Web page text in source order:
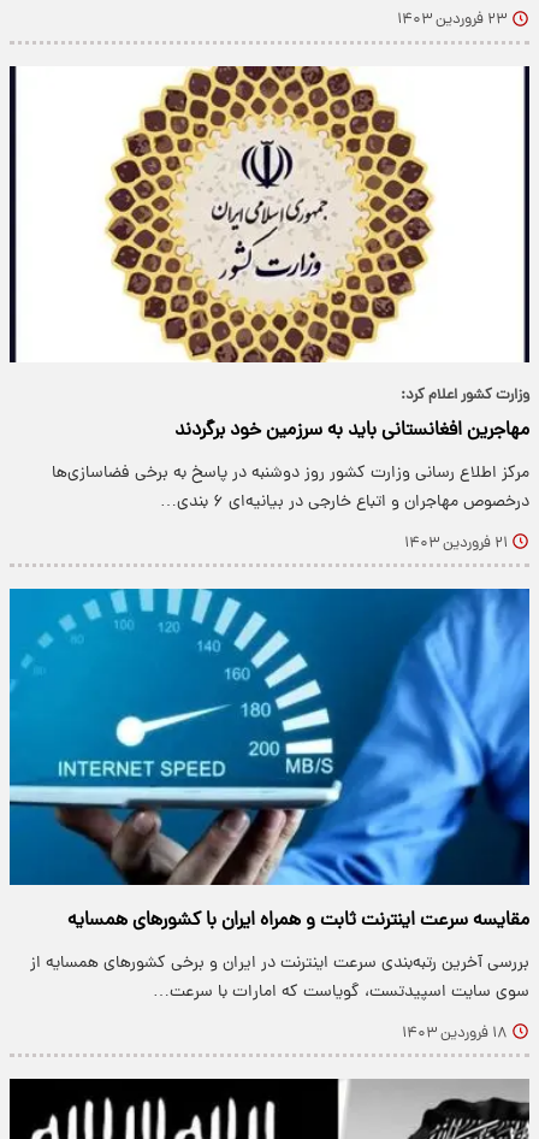
۲۳ فروردین ۱۴۰۳
وزارت کشور اعلام کرد:
مهاجرین افغانستانی باید به سرزمین خود برگردند
مرکز اطلاع رسانی وزارت کشور روز دوشنبه در پاسخ به برخی فضاسازی‌ها
درخصوص مهاجران و اتباع خارجی در بیانیه‌ای ۶ بندی…
۲۱ فروردین ۱۴۰۳
مقایسه سرعت اینترنت ثابت و همراه ایران با کشورهای همسایه
بررسی آخرین رتبه‌بندی سرعت اینترنت در ایران و برخی کشورهای همسایه از
سوی سایت اسپیدتست، گویاست که امارات با سرعت…
۱۸ فروردین ۱۴۰۳